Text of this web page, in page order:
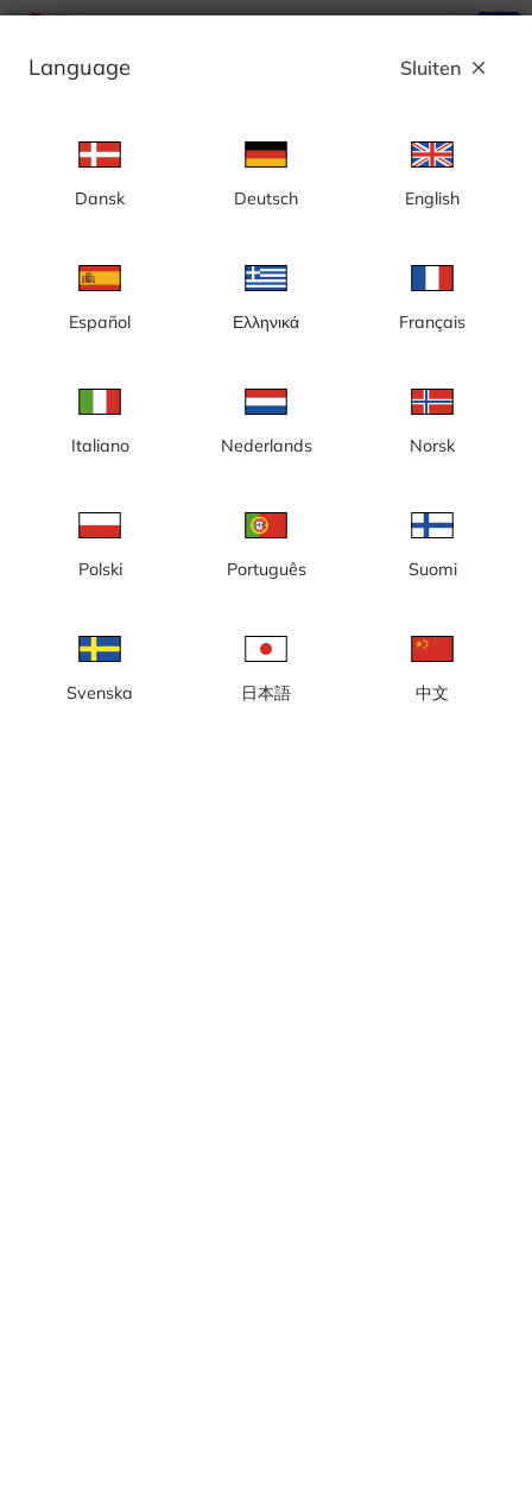
Language Sluiten close
Dansk Deutsch English
Español Ελληνικά Français
Italiano Nederlands Norsk
Polski Português Suomi
Svenska 日本語 中文